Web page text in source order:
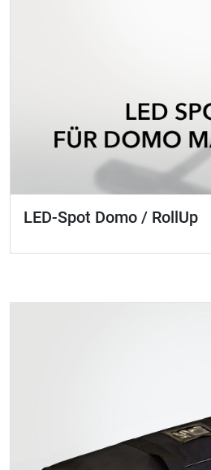
LED-Spot Domo / RollUp